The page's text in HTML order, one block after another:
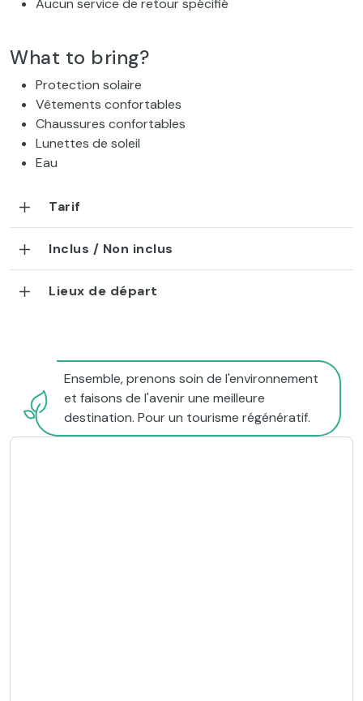
Aucun service de retour spécifié
What to bring?
Protection solaire
Vêtements confortables
Chaussures confortables
Lunettes de soleil
Eau
Tarif
Inclus / Non inclus
Lieux de départ
Ensemble, prenons soin de l'environnement
et faisons de l'avenir une meilleure
destination. Pour un tourisme régénératif.